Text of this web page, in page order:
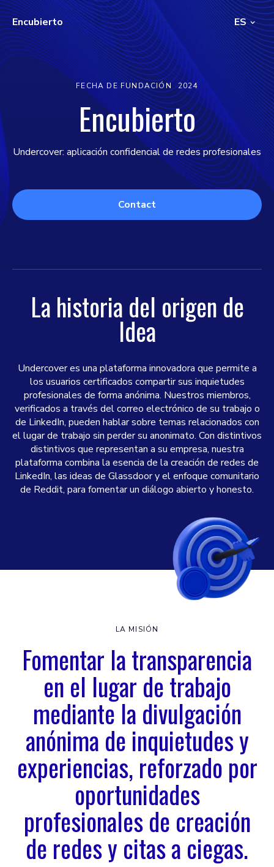
Encubierto ES
FECHA DE FUNDACIÓN 2024
Encubierto
Undercover: aplicación confidencial de redes profesionales
Contact
La historia del origen de
Idea
Undercover es una plataforma innovadora que permite a
los usuarios certificados compartir sus inquietudes
profesionales de forma anónima. Nuestros miembros,
verificados a través del correo electrónico de su trabajo o
de LinkedIn, pueden hablar sobre temas relacionados con
el lugar de trabajo sin perder su anonimato. Con distintivos
distintivos que representan a su empresa, nuestra
plataforma combina la esencia de la creación de redes de
LinkedIn, las ideas de Glassdoor y el enfoque comunitario
de Reddit, para fomentar un diálogo abierto y honesto.
LA MISIÓN
Fomentar la transparencia
en el lugar de trabajo
mediante la divulgación
anónima de inquietudes y
experiencias, reforzado por
oportunidades
profesionales de creación
de redes y citas a ciegas.